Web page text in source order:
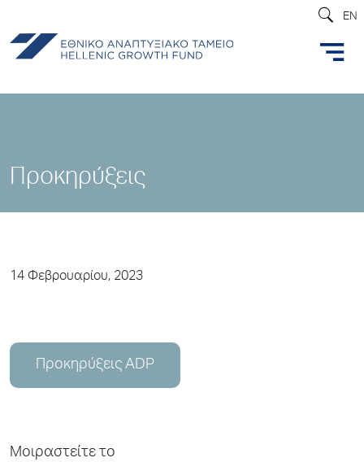
EN
Προκηρύξεις
14 Φεβρουαρίου, 2023
Προκηρύξεις ADP
Μοιραστείτε το